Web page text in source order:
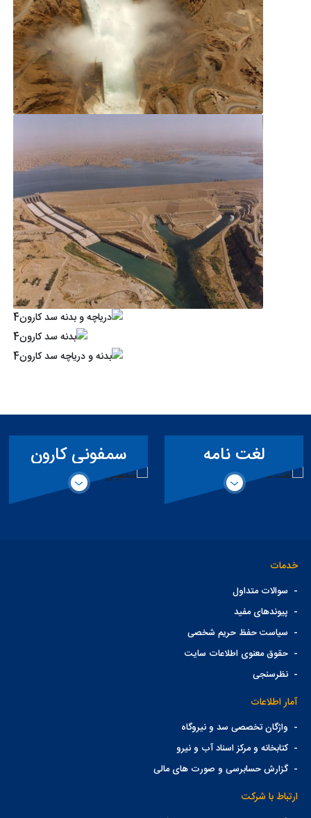
لغت نامه
تخصصی سد
سمفونی کارون
خدمات
- سوالات متداول
- پیوندهای مفید
- سیاست حفظ حریم شخصی
-حقوق معنوی اطلاعات سایت
-نظرسنجی
آمار اطلاعات
- واژگان تخصصی سد و نیروگاه
-کتابخانه و مرکز اسناد آب و نیرو
-گزارش حسابرسی و صورت های مالی
ارتباط با شرکت